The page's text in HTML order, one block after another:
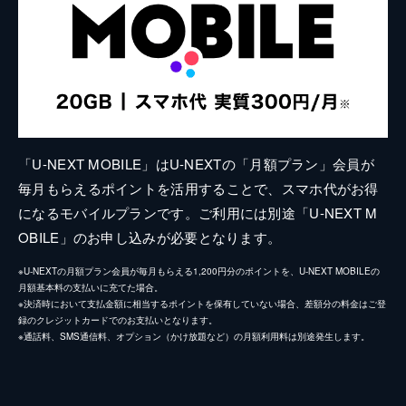
「U-NEXT MOBILE」はU-NEXTの「月額プラン」会員が
毎月もらえるポイントを活用することで、スマホ代がお得
になるモバイルプランです。ご利用には別途「U-NEXT M
OBILE」のお申し込みが必要となります。
※U-NEXTの月額プラン会員が毎月もらえる1,200円分のポイントを、U-NEXT MOBILEの
月額基本料の支払いに充てた場合。
※決済時において支払金額に相当するポイントを保有していない場合、差額分の料金はご登
録のクレジットカードでのお支払いとなります。
※通話料、SMS通信料、オプション（かけ放題など）の月額利用料は別途発生します。